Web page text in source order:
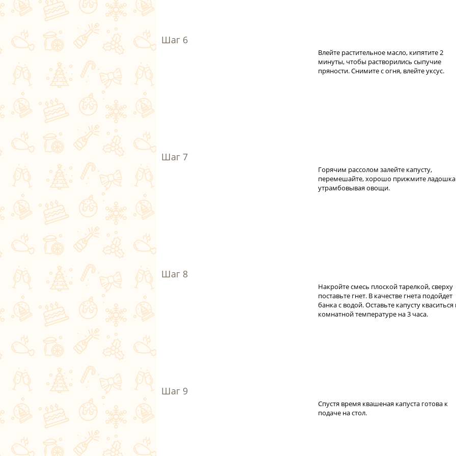
Влейте растительное масло, кипятите 2
минуты, чтобы растворились сыпучие
пряности. Снимите с огня, влейте уксус.
Горячим рассолом залейте капусту,
перемешайте, хорошо прижмите
утрамбовывая овощи.
Накройте смесь плоской тарелкой, сверху
поставьте гнет. В качестве гнета подойдет
банка с водой. Оставьте капусту
комнатной температуре на 3 часа.
Спустя время квашеная капуста готова к
подаче на стол.